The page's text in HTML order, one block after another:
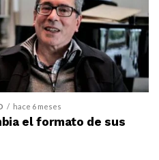
hace 6 meses
el formato de sus